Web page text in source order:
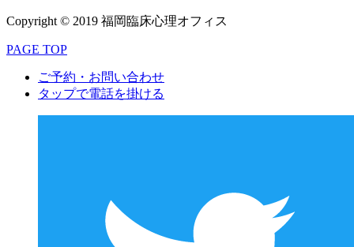
Copyright © 2019 福岡臨床心理オフィス
PAGE TOP
ご予約・お問い合わせ
タップで電話を掛ける